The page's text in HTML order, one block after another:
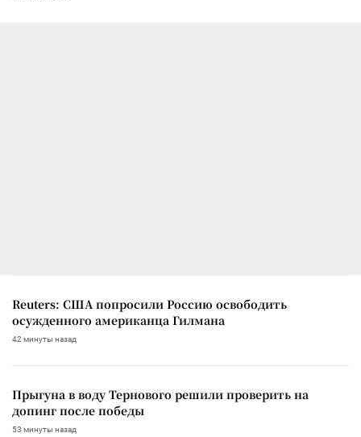
Reuters: США попросили Россию освободить
осужденного американца Гилмана
42 минуты назад
Прыгуна в воду Тернового решили проверить на
допинг после победы
53 минуты назад